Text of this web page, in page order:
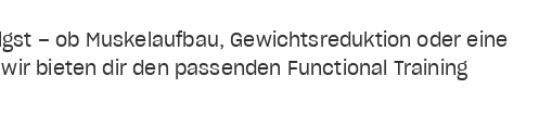
– ob Muskelaufbau, Gewichtsreduktion oder eine
bieten dir den passenden Functional Training